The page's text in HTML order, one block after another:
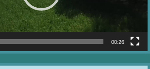
00:26